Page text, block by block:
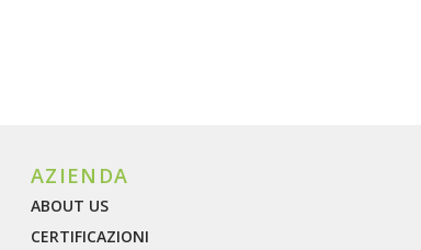
AZIENDA
ABOUT US
CERTIFICAZIONI